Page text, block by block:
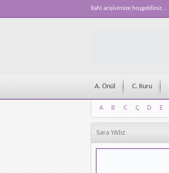
İlahi arişivimize hoşgeldiniz...
A. Önül C. Kuru
A B C Ç D E
A
B C Ç D E
Sara Yıldız